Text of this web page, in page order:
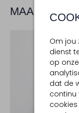
Om jou
dienst
op
dat de
continu
MAAK JE